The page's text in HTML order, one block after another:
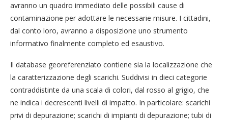
avranno un quadro immediato delle possibili cause di
contaminazione per adottare le necessarie misure. I cittadini,
dal conto loro, avranno a disposizione uno strumento
informativo finalmente completo ed esaustivo.
Il database georeferenziato contiene sia la localizzazione che
la caratterizzazione degli scarichi. Suddivisi in dieci categorie
contraddistinte da una scala di colori, dal rosso al grigio, che
ne indica i decrescenti livelli di impatto. In particolare: scarichi
privi di depurazione; scarichi di impianti di depurazione; tubi di